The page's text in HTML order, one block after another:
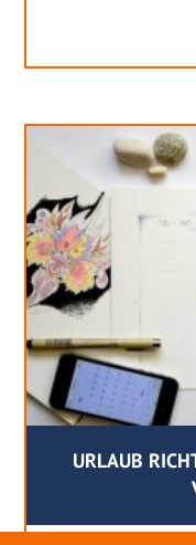
URLAUB